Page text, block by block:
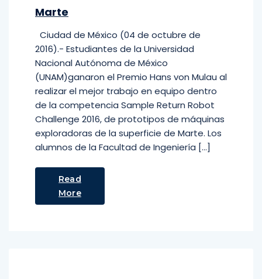
Marte
Ciudad de México (04 de octubre de
2016).- Estudiantes de la Universidad
Nacional Autónoma de México
(UNAM)ganaron el Premio Hans von Mulau al
realizar el mejor trabajo en equipo dentro
de la competencia Sample Return Robot
Challenge 2016, de prototipos de máquinas
exploradoras de la superficie de Marte. Los
alumnos de la Facultad de Ingeniería […]
Read
More